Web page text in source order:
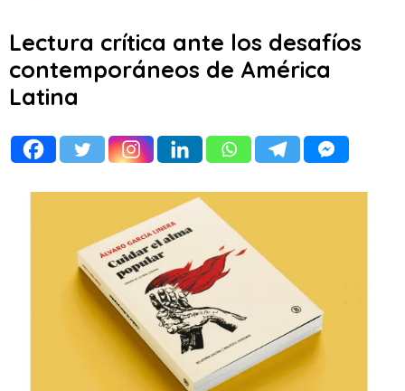
Lectura crítica ante los desafíos
contemporáneos de América
Latina